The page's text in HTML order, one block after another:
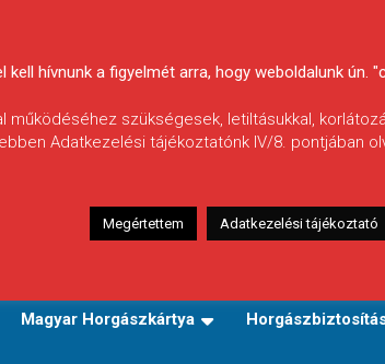
Magyar Horgászkártya
hívnunk a figyelmét arra, hogy weboldalunk ún.
működéséhez szükségesek, letiltásukkal,
Adatkezelési tájékoztatónk IV/8. pontjában
Megértettem Adatkezelési tájékoztató